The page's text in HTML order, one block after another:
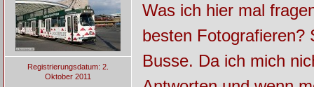
Registrierungsdatum: 2.
Oktober 2011
Was ich hier mal
besten Fotografieren?
Busse. Da ich mich